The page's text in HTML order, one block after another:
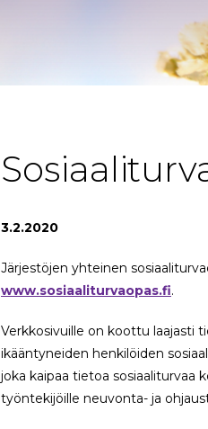
3.2.2020
Järjestöjen yhteinen
www.sosiaaliturvaopas.fi.
Verkkosivuille on koottu laajasti
ikääntyneiden henkilöiden
joka kaipaa tietoa sosiaaliturvaa
työntekijöille neuvonta- ja